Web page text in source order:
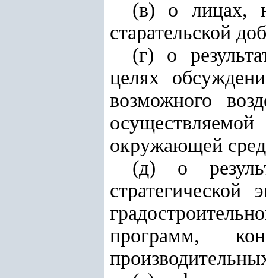
(в) о лицах,
старательской
(г) о
целях
возможного
окружающей
(д) о
программ,